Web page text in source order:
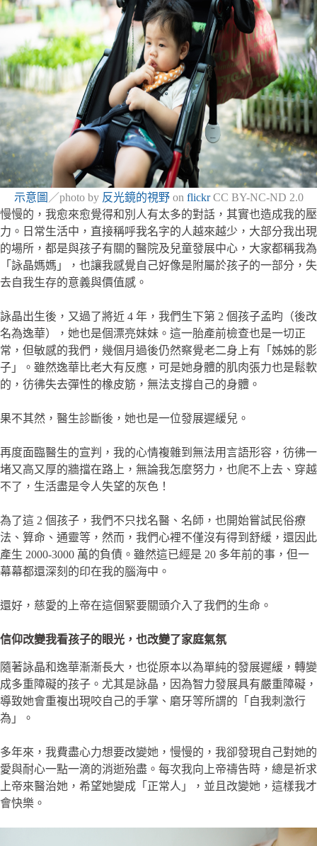
示意圖 ／photo by 反光鏡的視野on flickrCC BY-NC-ND 2.0
慢慢的，我愈來愈覺得和別人有太多的對話，其實也造成我的壓
力。日常生活中，直接稱呼我名字的人越來越少，大部分我出現
的場所，都是與孩子有關的醫院及兒童發展中心，大家都稱我為
「詠晶媽媽」，也讓我感覺自己好像是附屬於孩子的一部分，失
去自我生存的意義與價值感。
詠晶出生後，又過了將近 4 年，我們生下第 2 個孩子孟昀（後改
名為逸華），她也是個漂亮妹妹。這一胎產前檢查也是一切正
常，但敏感的我們，幾個月過後仍然察覺老二身上有「姊姊的影
子」。雖然逸華比老大有反應，可是她身體的肌肉張力也是鬆軟
的，彷彿失去彈性的橡皮筋，無法支撐自己的身體。
果不其然，醫生診斷後，她也是一位發展遲緩兒。
再度面臨醫生的宣判，我的心情複雜到無法用言語形容，彷彿一
堵又高又厚的牆擋在路上，無論我怎麼努力，也爬不上去、穿越
不了，生活盡是令人失望的灰色！
為了這 2 個孩子，我們不只找名醫、名師，也開始嘗試民俗療
法、算命、通靈等，然而，我們心裡不僅沒有得到舒緩，還因此
產生 2000-3000 萬的負債。雖然這已經是 20 多年前的事，但一
幕幕都還深刻的印在我的腦海中。
還好，慈愛的上帝在這個緊要關頭介入了我們的生命。
信仰改變我看孩子的眼光，也改變了家庭氣氛
隨著詠晶和逸華漸漸長大，也從原本以為單純的發展遲緩，轉變
成多重障礙的孩子。尤其是詠晶，因為智力發展具有嚴重障礙，
導致她會重複出現咬自己的手掌、磨牙等所謂的「自我刺激行
為」。
多年來，我費盡心力想要改變她，慢慢的，我卻發現自己對她的
愛與耐心一點一滴的消逝殆盡。每次我向上帝禱告時，總是祈求
上帝來醫治她，希望她變成「正常人」，並且改變她，這樣我才
會快樂。